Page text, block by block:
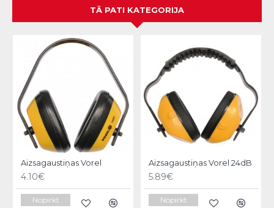
TĀ PATI KATEGORIJA
Aizsagaustiņas Vorel
4.10€
Nopirkt
Aizsagaustiņas Vorel 24dB
5.89€
Nopirkt